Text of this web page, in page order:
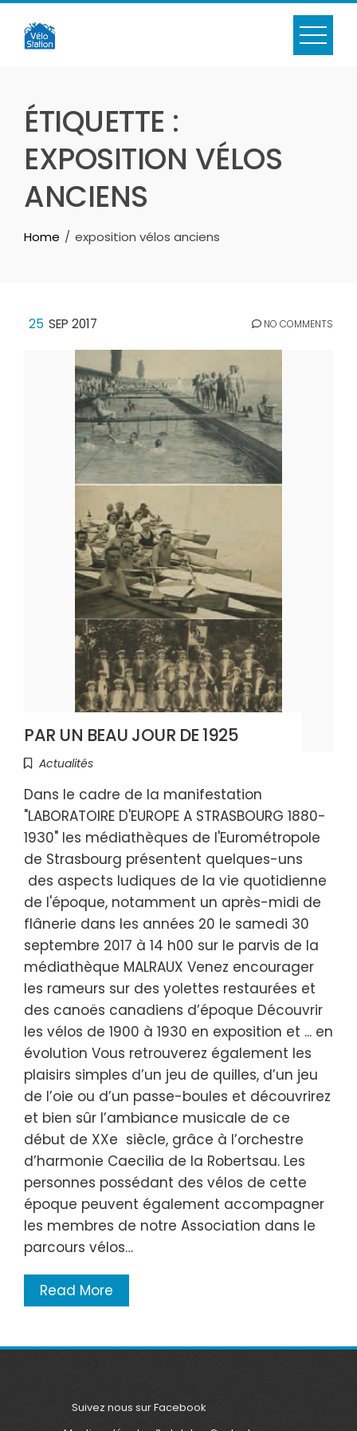
Skip
content
ÉTIQUETTE :
EXPOSITION VÉLOS
ANCIENS
Home exposition vélos anciens
25 SEP 2017 NO COMMENTS
PAR UN BEAU JOUR DE 1925
Actualités
Dans le cadre de la manifestation
"LABORATOIRE D'EUROPE A STRASBOURG 1880-
1930" les médiathèques de l'Eurométropole
de Strasbourg présentent quelques-uns
des aspects ludiques de la vie quotidienne
de l'époque, notamment un après-midi de
flânerie dans les années 20 le samedi 30
septembre 2017 à 14 h00 sur le parvis de la
médiathèque MALRAUX Venez encourager
les rameurs sur des yolettes restaurées et
des canoës canadiens d’époque Découvrir
les vélos de 1900 à 1930 en exposition et ... en
évolution Vous retrouverez également les
plaisirs simples d’un jeu de quilles, d’un jeu
de l’oie ou d’un passe-boules et découvrirez
et bien sûr l’ambiance musicale de ce
début de XXe siècle, grâce à l’orchestre
d’harmonie Caecilia de la Robertsau. Les
personnes possédant des vélos de cette
époque peuvent également accompagner
les membres de notre Association dans le
parcours vélos…
Read More
Suivez nous sur Facebook